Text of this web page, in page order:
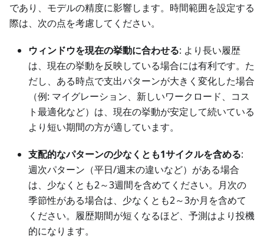
であり、モデルの精度に影響します。時間範囲を設定する
際は、次の点を考慮してください。
ウィンドウを現在の挙動に合わせる: より長い履歴
は、現在の挙動を反映している場合には有利です。た
だし、ある時点で支出パターンが大きく変化した場合
（例: マイグレーション、新しいワークロード、コス
ト最適化など）は、現在の挙動が安定して続いている
より短い期間の方が適しています。
支配的なパターンの少なくとも1サイクルを含める:
週次パターン（平日/週末の違いなど）がある場合
は、少なくとも2～3週間を含めてください。月次の
季節性がある場合は、少なくとも2～3か月を含めて
ください。履歴期間が短くなるほど、予測はより投機
的になります。